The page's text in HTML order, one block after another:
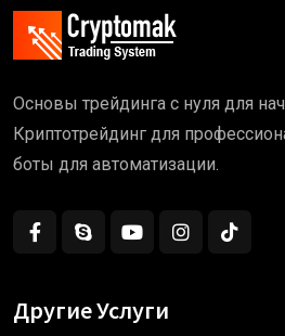
Основы трейдинга с нуля для
Криптотрейдинг для
боты для автоматизации.
Другие Услуги